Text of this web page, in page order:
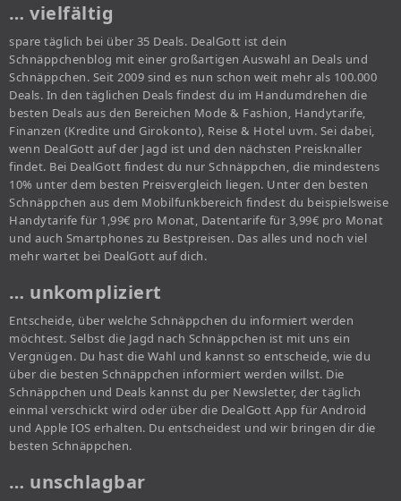
… vielfältig
spare täglich bei über 35 Deals. DealGott ist dein
Schnäppchenblog mit einer großartigen Auswahl an Deals und
Schnäppchen. Seit 2009 sind es nun schon weit mehr als 100.000
Deals. In den täglichen Deals findest du im Handumdrehen die
besten Deals aus den Bereichen Mode & Fashion, Handytarife,
Finanzen (Kredite und Girokonto), Reise & Hotel uvm. Sei dabei,
wenn DealGott auf der Jagd ist und den nächsten Preisknaller
findet. Bei DealGott findest du nur Schnäppchen, die mindestens
10% unter dem besten Preisvergleich liegen. Unter den besten
Schnäppchen aus dem Mobilfunkbereich findest du beispielsweise
Handytarife für 1,99€ pro Monat, Datentarife für 3,99€ pro Monat
und auch Smartphones zu Bestpreisen. Das alles und noch viel
mehr wartet bei DealGott auf dich.
… unkompliziert
Entscheide, über welche Schnäppchen du informiert werden
möchtest. Selbst die Jagd nach Schnäppchen ist mit uns ein
Vergnügen. Du hast die Wahl und kannst so entscheide, wie du
über die besten Schnäppchen informiert werden willst. Die
Schnäppchen und Deals kannst du per Newsletter, der täglich
einmal verschickt wird oder über die DealGott App für Android
und Apple IOS erhalten. Du entscheidest und wir bringen dir die
besten Schnäppchen.
… unschlagbar